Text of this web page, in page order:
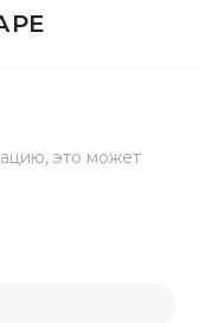
это может